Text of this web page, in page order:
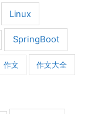
Linux
SpringBoot
作文 作文大全